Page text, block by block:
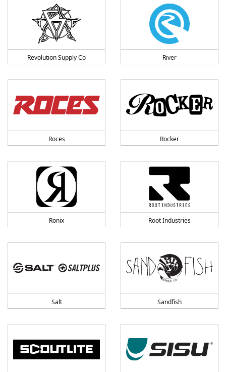
Revolution Supply Co River
Roces Rocker
Ronix Root Industries
Salt Sandfish